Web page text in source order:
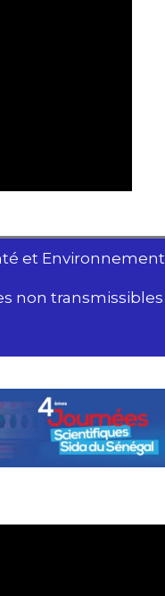
et Environnement
non transmissibles